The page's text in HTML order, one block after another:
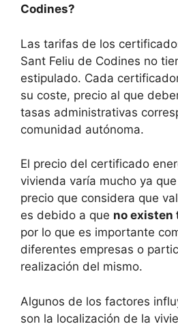
Codines?
Las tarifas de los
Sant Feliu de Codines no
estipulado. Cada
su coste, precio al que
tasas administrativas
comunidad autónoma.
El precio del certificado
vivienda varía mucho ya
precio que considera que
es debido a que no existen
por lo que es importante
diferentes empresas o
realización del mismo.
Algunos de los factores
son la localización de la